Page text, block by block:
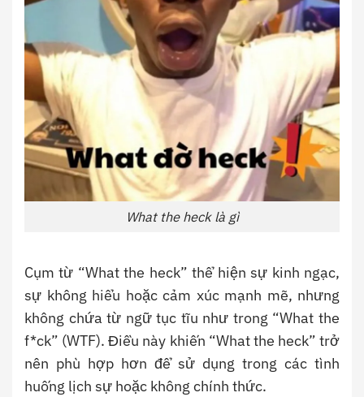
What the heck là gì
Cụm từ “What the heck” thể hiện sự kinh ngạc,
sự không hiểu hoặc cảm xúc mạnh mẽ, nhưng
không chứa từ ngữ tục tĩu như trong “What the
f*ck” (WTF). Điều này khiến “What the heck” trở
nên phù hợp hơn để sử dụng trong các tình
huống lịch sự hoặc không chính thức.